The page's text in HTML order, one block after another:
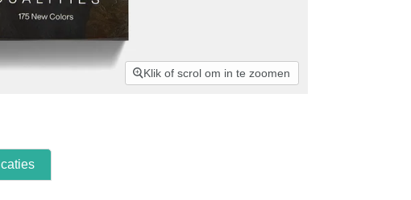
Klik of scrol om in te zoomen